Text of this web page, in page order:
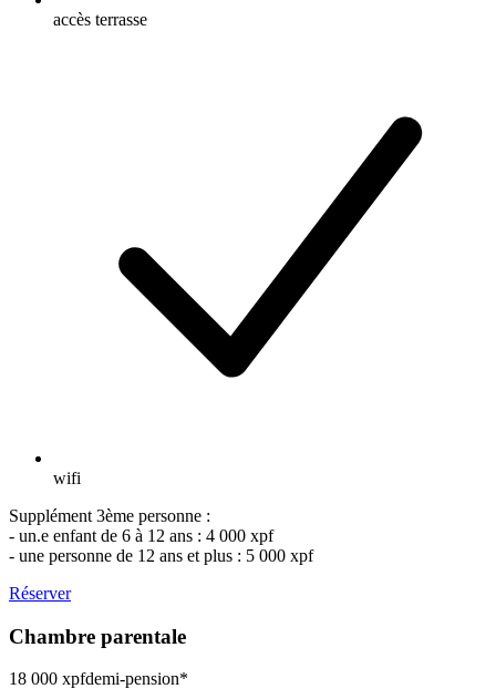
accès terrasse
wifi
Supplément 3ème personne :
- un.e enfant de 6 à 12 ans : 4 000 xpf
- une personne de 12 ans et plus : 5 000 xpf
Réserver
Chambre parentale
18 000 xpfdemi-pension*